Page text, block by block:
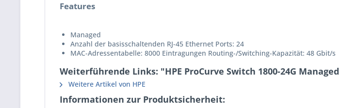
Features
Managed
Anzahl der basisschaltenden RJ-45 Ethernet Ports: 24
MAC-Adressentabelle: 8000 Eintragungen Routing-/Switching-Kapazität: 48 Gbit/s
Weiterführende Links: "HPE ProCurve Switch 1800-24G Managed
Weitere Artikel von HPE
Informationen zur Produktsicherheit: